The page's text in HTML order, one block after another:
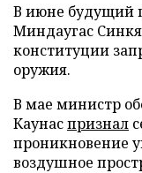
В июне будущий
Миндаугас
конституции
оружия.
В мае министр
Каунаспризнал
проникновение
воздушное